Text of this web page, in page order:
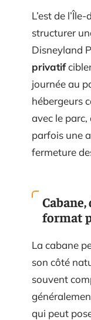
L’est de
structurer
Disneyland
privatif
journée au
hébergeurs
avec le
parfois une
fermeture
format
La cabane
son côté
souvent
qui peut